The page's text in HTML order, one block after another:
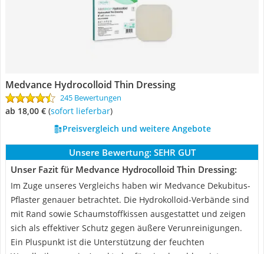
Medvance Hydrocolloid Thin Dressing
245 Bewertungen
ab 18,00 € ( Sofort lieferbar)
Preisvergleich und weitere Angebote
Unsere Bewertung: SEHR GUT
Unser Fazit für Medvance Hydrocolloid Thin Dressing:
Im Zuge unseres Vergleichs haben wir Medvance Dekubitus-
Pflaster genauer betrachtet. Die Hydrokolloid-Verbände sind
mit Rand sowie Schaumstoffkissen ausgestattet und zeigen
sich als effektiver Schutz gegen äußere Verunreinigungen.
Ein Pluspunkt ist die Unterstützung der feuchten